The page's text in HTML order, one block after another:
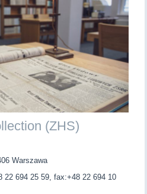
(ZHS)
Warszawa
22 694 25 59, fax:+48 22 694 10